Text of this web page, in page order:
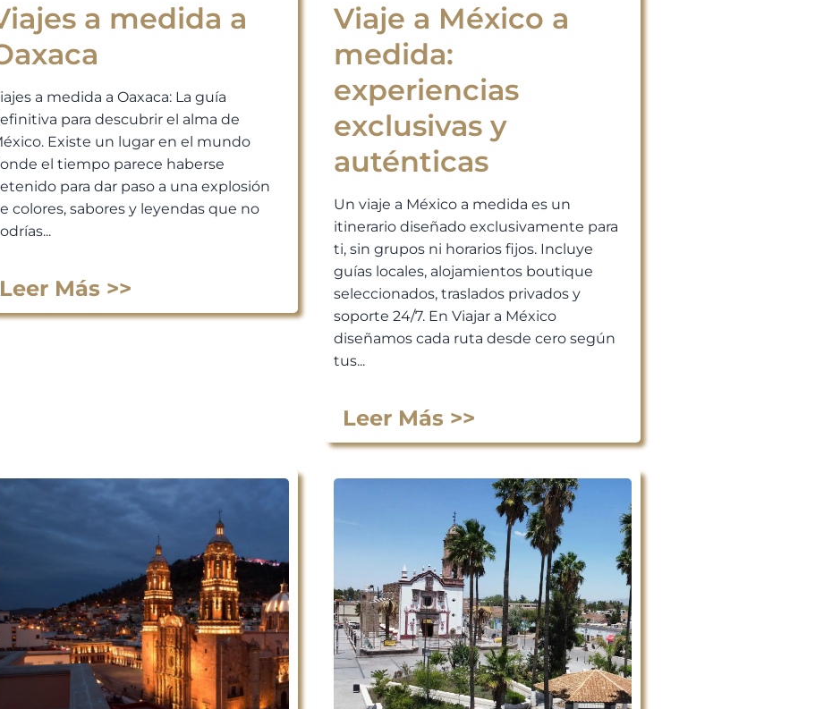
a medida a
a medida a Oaxaca: La guía
para descubrir el alma de
Existe un lugar en el mundo
el tiempo parece haberse
para dar paso a una explosión
colores, sabores y leyendas que no
Leer Más >>
Viaje a México a
medida:
experiencias
exclusivas y
auténticas
Un viaje a México a medida es un
itinerario diseñado exclusivamente para
ti, sin grupos ni horarios fijos. Incluye
guías locales, alojamientos boutique
seleccionados, traslados privados y
soporte 24/7. En Viajar a México
diseñamos cada ruta desde cero según
tus...
Leer Más >>